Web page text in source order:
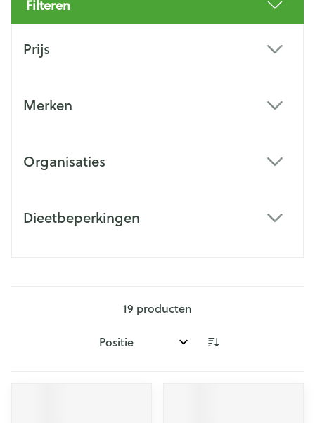
Filteren
Prijs
Merken
Organisaties
Dieetbeperkingen
19 producten
Sorteer op: